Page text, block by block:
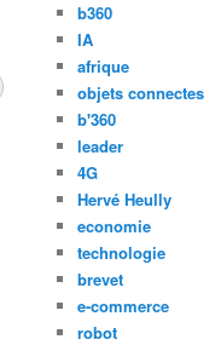
b360
IA
afrique
objets connectes
b'360
leader
4G
Hervé Heully
economie
technologie
brevet
e-commerce
robot